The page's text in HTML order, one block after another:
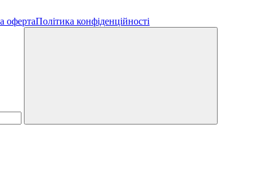
офертаПолітика конфіденційності